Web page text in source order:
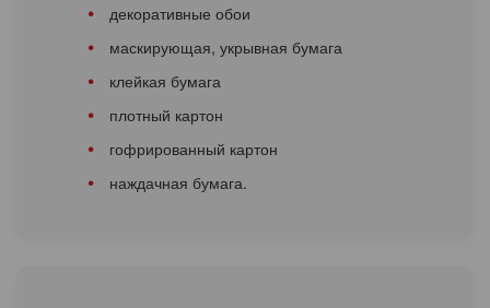
декоративные обои
маскирующая, укрывная бумага
клейкая бумага
плотный картон
гофрированный картон
наждачная бумага.